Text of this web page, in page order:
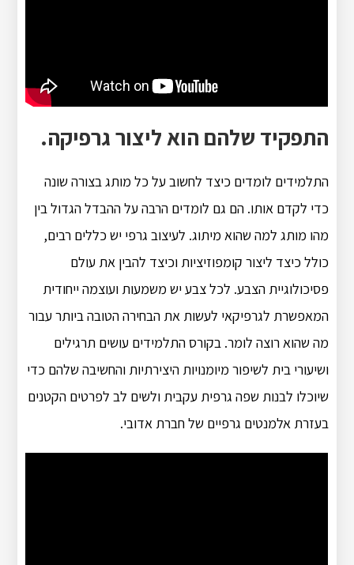
התפקיד שלהם הוא ליצור גרפיקה.
התלמידים לומדים כיצד לחשוב על כל מותג בצורה שונה
כדי לקדם אותו. הם גם לומדים הרבה על ההבדל הגדול בין
מהו מותג למה שהוא מיתוג. לעיצוב גרפי יש כללים רבים,
כולל כיצד ליצור קומפוזיציות וכיצד להבין את עולם
פסיכולוגיית הצבע. לכל צבע יש משמעות ועוצמה ייחודית
המאפשרת לגרפיקאי לעשות את הבחירה הטובה ביותר עבור
מה שהוא רוצה לומר. בקורס התלמידים עושים תרגילים
ושיעורי בית לשיפור מיומנויות היצירתיות והחשיבה שלהם כדי
שיוכלו לבנות שפה גרפית עקבית ולשים לב לפרטים הקטנים
בעזרת אלמנטים גרפיים של חברת אדובי.